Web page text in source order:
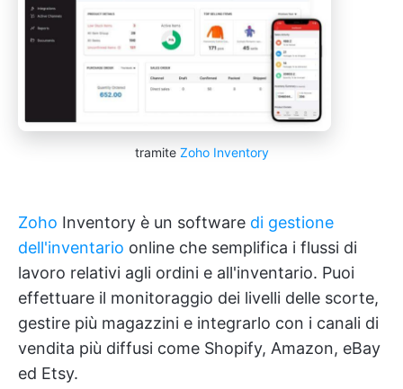
tramite Zoho Inventory
Zoho Inventory è un software di gestione
dell'inventario online che semplifica i flussi di
lavoro relativi agli ordini e all'inventario. Puoi
effettuare il monitoraggio dei livelli delle scorte,
gestire più magazzini e integrarlo con i canali di
vendita più diffusi come Shopify, Amazon, eBay
ed Etsy.